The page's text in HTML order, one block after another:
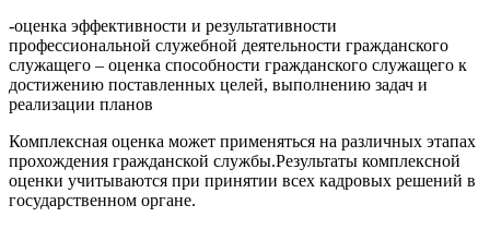
-оценка эффективности и результативности
профессиональной служебной деятельности гражданского
служащего – оценка способности гражданского служащего к
достижению поставленных целей, выполнению задач и
реализации планов
Комплексная оценка может применяться на различных этапах
прохождения гражданской службы.Результаты комплексной
оценки учитываются при принятии всех кадровых решений в
государственном органе.